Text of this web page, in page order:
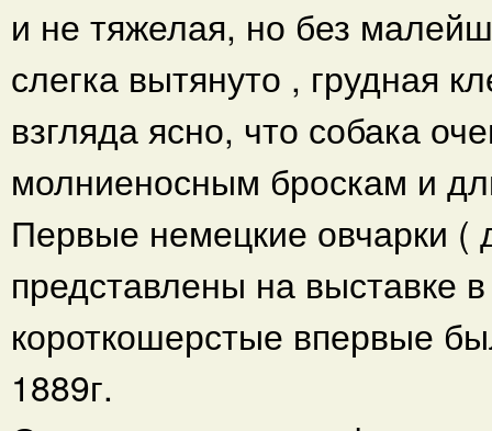
и не тяжелая, но без
слегка вытянуто , грудная
взгляда ясно, что собака
молниеносным броскам и
Первые немецкие овчарки
представлены на выставке
короткошерстые впервые
1889г.